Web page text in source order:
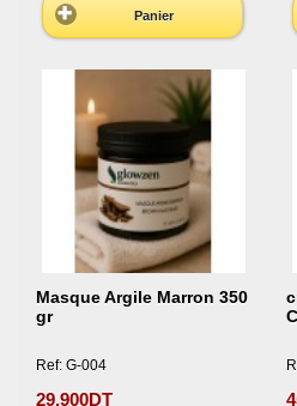
Panier
Masque Argile Marron 350
gr
Ref: G-004
29,900DT